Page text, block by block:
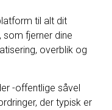
til alt dit
som fjerner dine
overblik og
-offentlige såvel
der typisk er